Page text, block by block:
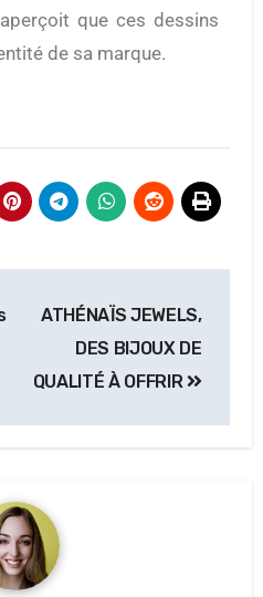
que ces dessins
de sa marque.
ATHÉNAÏS JEWELS,
DES BIJOUX DE
QUALITÉ À OFFRIR